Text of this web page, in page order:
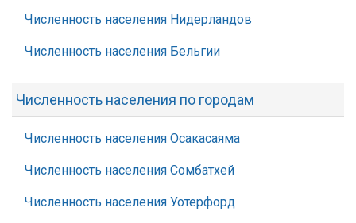
Численность населения Нидерландов
Численность населения Бельгии
Численность населения по городам
Численность населения Осакасаяма
Численность населения Сомбатхей
Численность населения Уотерфорд